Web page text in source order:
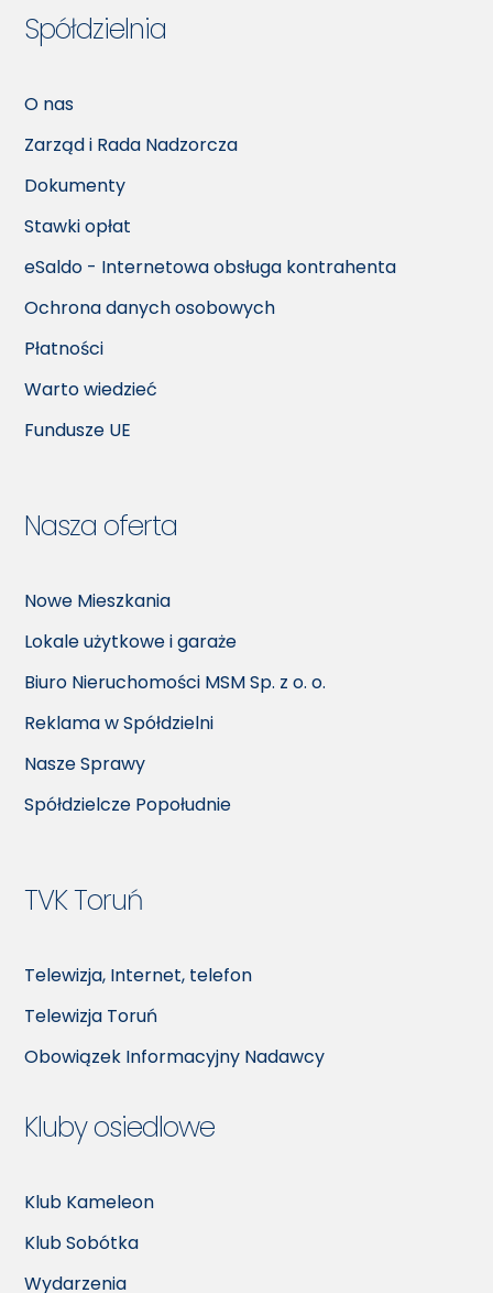
Spółdzielnia
O nas
Zarząd i Rada Nadzorcza
Dokumenty
Stawki opłat
eSaldo - Internetowa obsługa kontrahenta
Ochrona danych osobowych
Płatności
Warto wiedzieć
Fundusze UE
Nasza oferta
Nowe Mieszkania
Lokale użytkowe i garaże
Biuro Nieruchomości MSM Sp. z o. o.
Reklama w Spółdzielni
Nasze Sprawy
Spółdzielcze Popołudnie
TVK Toruń
Telewizja, Internet, telefon
Telewizja Toruń
Obowiązek Informacyjny Nadawcy
Kluby osiedlowe
Klub Kameleon
Klub Sobótka
Wydarzenia